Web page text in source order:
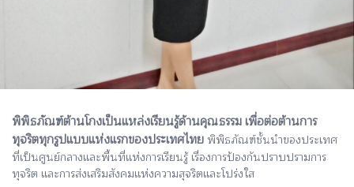
พิพิธภัณฑ์ต้านโกงเป็นแหล่งเรียนรู้ด้านคุณธรรม เพื่อต่อต้านการ
ทุจริตทุกรูปแบบแห่งแรกของประเทศไทย พิพิธภัณฑ์ชั้นนำของประเทศ
ที่เป็นศูนย์กลางและพื้นที่แห่งการเรียนรู้ เรื่องการป้องกันปราบปรามการ
ทุจริต และการส่งเสริมสังคมแห่งความสุจริตและโปร่งใส